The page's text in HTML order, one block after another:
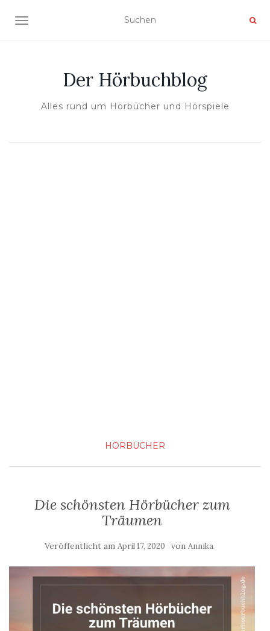
NAVIGATION UMSCHALTEN
Der Hörbuchblog
Alles rund um Hörbücher und Hörspiele
HÖRBÜCHER
Die schönsten Hörbücher zum
Träumen
Veröffentlicht am April 17, 2020 von Annika